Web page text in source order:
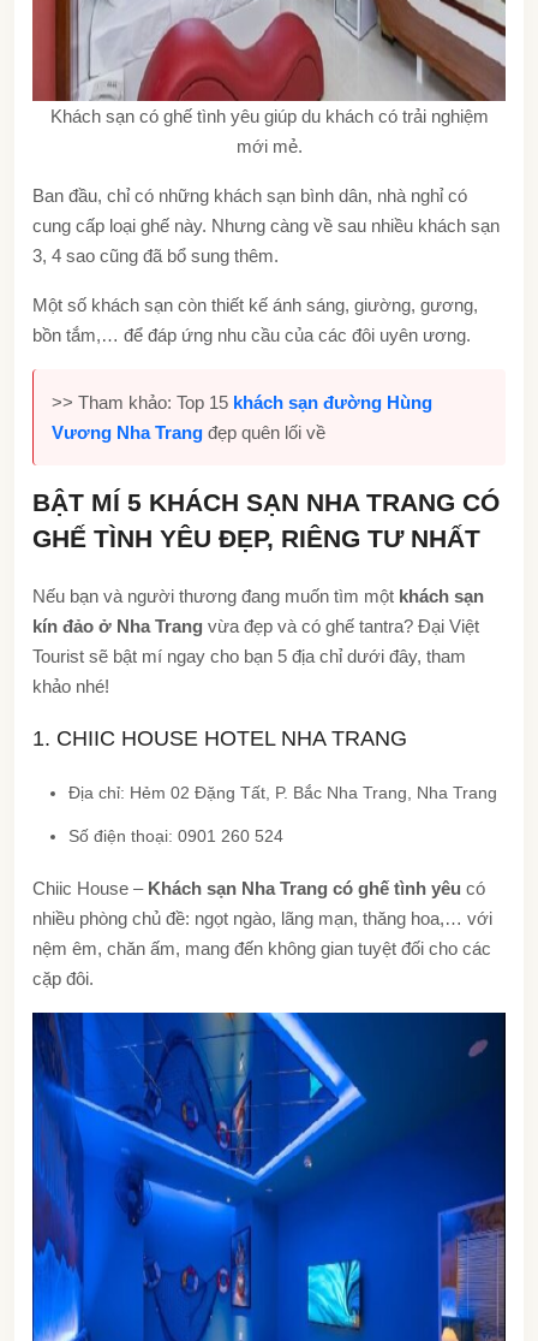
Khách sạn có ghế tình yêu giúp du khách có trải nghiệm
mới mẻ.
Ban đầu, chỉ có những khách sạn bình dân, nhà nghỉ có
cung cấp loại ghế này. Nhưng càng về sau nhiều khách sạn
3, 4 sao cũng đã bổ sung thêm.
Một số khách sạn còn thiết kế ánh sáng, giường, gương,
bồn tắm,… để đáp ứng nhu cầu của các đôi uyên ương.
>> Tham khảo: Top 15 khách sạn đường Hùng
Vương Nha Trang đẹp quên lối về
BẬT MÍ 5 KHÁCH SẠN NHA TRANG CÓ
GHẾ TÌNH YÊU ĐẸP, RIÊNG TƯ NHẤT
Nếu bạn và người thương đang muốn tìm một khách sạn
kín đảo ở Nha Trang vừa đẹp và có ghế tantra? Đại Việt
Tourist sẽ bật mí ngay cho bạn 5 địa chỉ dưới đây, tham
khảo nhé!
1. CHIIC HOUSE HOTEL NHA TRANG
Địa chỉ: Hẻm 02 Đặng Tất, P. Bắc Nha Trang, Nha Trang
Số điện thoại: 0901 260 524
Chiic House – Khách sạn Nha Trang có ghế tình yêu có
nhiều phòng chủ đề: ngọt ngào, lãng mạn, thăng hoa,… với
nệm êm, chăn ấm, mang đến không gian tuyệt đối cho các
cặp đôi.